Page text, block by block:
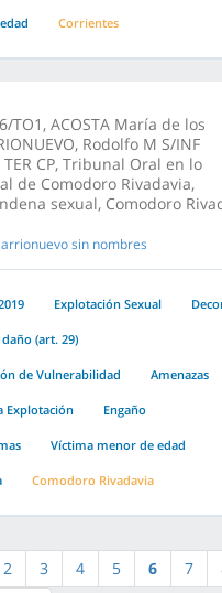
Corrientes
TO1, ACOSTA María de los
Rodolfo M S/INF
TER CP, Tribunal Oral en lo
de Comodoro Rivadavia,
sexual, Comodoro
sin nombres
Explotación Sexual
(art. 29)
de Vulnerabilidad Amenazas
Explotación Engaño
Víctima menor de edad
Comodoro Rivadavia
2 3 4 5 6 7